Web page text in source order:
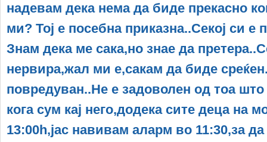
надевам дека нема да биде прекасно
ми? Тој е посебна приказна..Секој си е
Знам дека ме сака,но знае да
нервира,жал ми е,сакам да биде
повредуван..Не е задоволен од тоа
кога сум кај него,додека сите деца на
13:00h,јас навивам аларм во 11:30,за